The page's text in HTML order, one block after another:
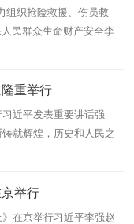
组织抢险救援、伤员救
民群众生命财产安全李
、国家主席、中央军委主
重举行
近平发表重要讲话强
就辉煌，历史和人民之
党和政治力量无可比拟
举行
在京举行习近平李强赵